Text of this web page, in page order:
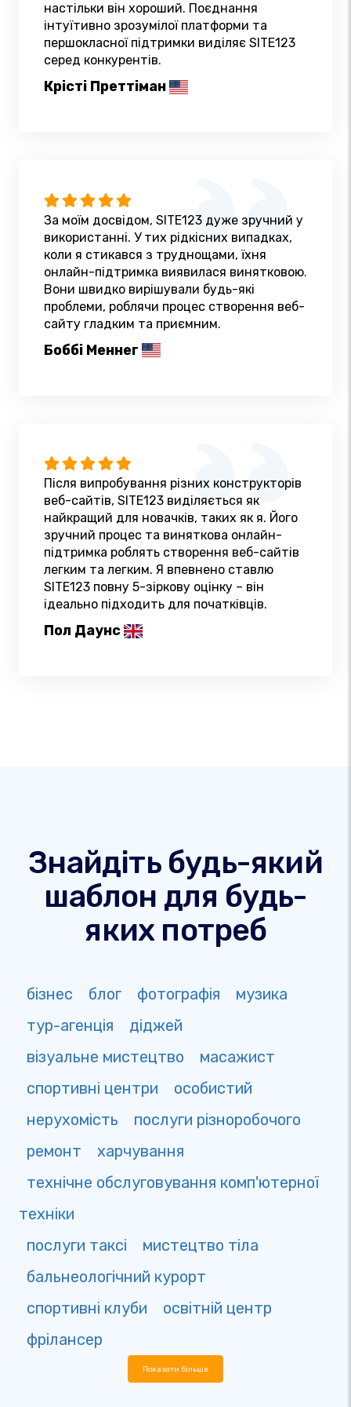
настільки він хороший. Поєднання
інтуїтивно зрозумілої платформи та
першокласної підтримки виділяє SITE123
серед конкурентів.
Крісті Преттіман
За моїм досвідом, SITE123 дуже зручний у
використанні. У тих рідкісних випадках,
коли я стикався з труднощами, їхня
онлайн-підтримка виявилася винятковою.
Вони швидко вирішували будь-які
проблеми, роблячи процес створення веб-
сайту гладким та приємним.
Боббі Меннег
Після випробування різних конструкторів
веб-сайтів, SITE123 виділяється як
найкращий для новачків, таких як я. Його
зручний процес та виняткова онлайн-
підтримка роблять створення веб-сайтів
легким та легким. Я впевнено ставлю
SITE123 повну 5-зіркову оцінку – він
ідеально підходить для початківців.
Пол Даунс
Знайдіть будь-який
шаблон для будь-
яких потреб
бізнес блог фотографія
музика
тур-агенція
діджей
візуальне мистецтво
масажист
спортивні центри
особистий
нерухомість
послуги різноробочого
ремонт
харчування
технічне обслуговування комп'ютерної
техніки
послуги таксі
мистецтво тіла
бальнеологічний курорт
спортивні клуби
освітній центр
фрілансер
Показати більше